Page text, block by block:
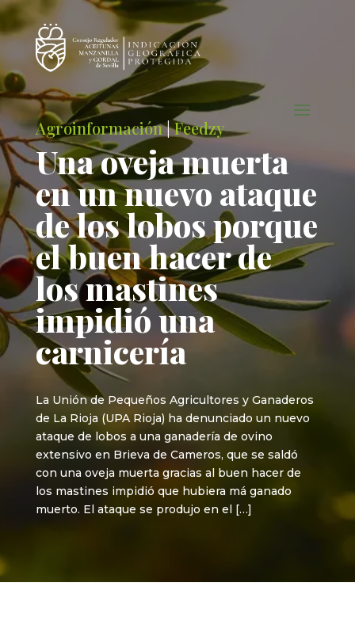
Agroinformación|Feedzy
Una oveja muerta
en un nuevo ataque
de los lobos porque
el buen hacer de
los mastines
impidió una
carnicería
La Unión de Pequeños Agricultores y Ganaderos
de La Rioja (UPA Rioja) ha denunciado un nuevo
ataque de lobos a una ganadería de ovino
extensivo en Brieva de Cameros, que se saldó
con una oveja muerta gracias al buen hacer de
los mastines impidió que hubiera má ganado
muerto. El ataque se produjo en el […]